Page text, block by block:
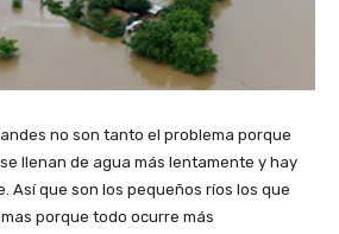
no son tanto el problema porque
llenan de agua más lentamente y hay
Así que son los pequeños ríos los que
porque todo ocurre más